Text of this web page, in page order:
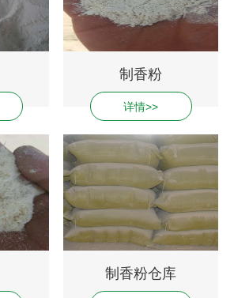
制香粉
详情>>
制香粉仓库